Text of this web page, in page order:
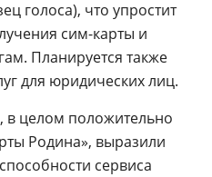
голоса), что упростит
сим-карты и
Планируется также
для юридических лиц.
в целом положительно
Родина», выразили
сервиса